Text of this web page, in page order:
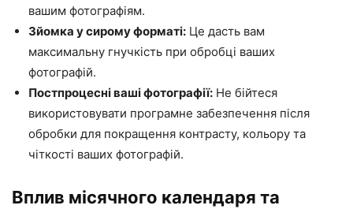
вашим фотографіям.
Зйомка у сирому форматі: Це дасть вам
максимальну гнучкість при обробці ваших
фотографій.
Постпроцесні ваші фотографії: Не бійтеся
використовувати програмне забезпечення після
обробки для покращення контрасту, кольору та
чіткості ваших фотографій.
Вплив місячного календаря та